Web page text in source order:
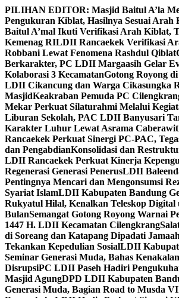
Skip
to
content
PILIHAN EDITOR: Masjid Baitul A’la
Pengukuran Kiblat, Hasilnya Sesuai Arah
Baitul A’mal Ikuti Verifikasi Arah Kiblat,
Kemenag RILDII Rancaekek Verifikasi
Robbani Lewat Fenomena Rashdul Qiblat
Berkarakter, PC LDII Margaasih Gelar
Kolaborasi 3 KecamatanGotong Royong
LDII Cikancung dan Warga Cikasungka
MasjidKeakraban Pemuda PC
Mekar Perkuat Silaturahmi Melalui
Liburan Sekolah, PAC LDII Banyusari
Karakter Luhur Lewat Asrama Caberawit
Rancaekek Perkuat Sinergi PC-PAC,
dan PengabdianKonsolidasi dan
LDII Rancaekek Perkuat Kinerja
Regenerasi Generasi PenerusLDII
Pentingnya Mencari dan Mengonsumsi
Syariat IslamLDII Kabupaten Bandung
Rukyatul Hilal, Kenalkan Teleskop Digital
BulanSemangat Gotong Royong Warnai
1447 H. LDII Kecamatan Cilengkrang
di Soreang dan Katapang Dipadati
Tekankan Kepedulian SosialLDII
Seminar Generasi Muda, Bahas
DisrupsiPC LDII Paseh Hadiri
Masjid AgungDPD LDII Kabupaten
Generasi Muda, Bagian Road to Musda